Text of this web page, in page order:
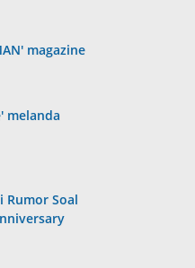
magazine
melanda
Rumor Soal